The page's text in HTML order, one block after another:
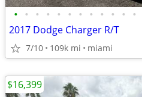
• • • • • • • • • • • •
2017 Dodge Charger R/T
7/10 109k mi miami
$16,399